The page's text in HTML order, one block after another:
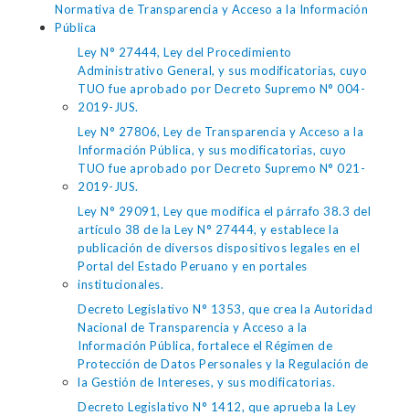
Normativa de Transparencia y Acceso a la Información
Pública
Ley N° 27444, Ley del Procedimiento
Administrativo General, y sus modificatorias, cuyo
TUO fue aprobado por Decreto Supremo N° 004-
2019-JUS.
Ley N° 27806, Ley de Transparencia y Acceso a la
Información Pública, y sus modificatorias, cuyo
TUO fue aprobado por Decreto Supremo N° 021-
2019-JUS.
Ley N° 29091, Ley que modifica el párrafo 38.3 del
artículo 38 de la Ley N° 27444, y establece la
publicación de diversos dispositivos legales en el
Portal del Estado Peruano y en portales
institucionales.
Decreto Legislativo N° 1353, que crea la Autoridad
Nacional de Transparencia y Acceso a la
Información Pública, fortalece el Régimen de
Protección de Datos Personales y la Regulación de
la Gestión de Intereses, y sus modificatorias.
Decreto Legislativo N° 1412, que aprueba la Ley